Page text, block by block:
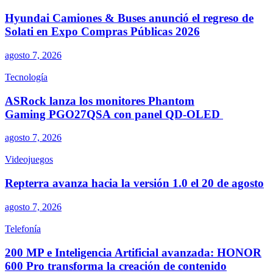
Hyundai Camiones & Buses anunció el regreso de
Solati en Expo Compras Públicas 2026
agosto 7, 2026
Tecnología
ASRock lanza los monitores Phantom
Gaming PGO27QSA con panel QD-OLED
agosto 7, 2026
Videojuegos
Repterra avanza hacia la versión 1.0 el 20 de agosto
agosto 7, 2026
Telefonía
200 MP e Inteligencia Artificial avanzada: HONOR
600 Pro transforma la creación de contenido